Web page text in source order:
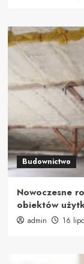
Budownictwo
Nowoczesne
obiektów
admin 16